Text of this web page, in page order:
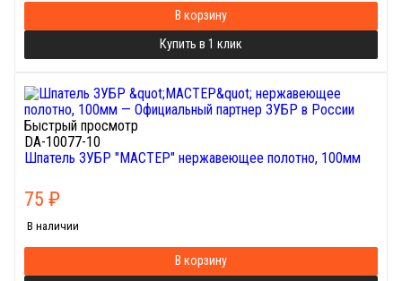
В корзину
Купить в 1 клик
Быстрый просмотр
DA-10077-10
Шпатель ЗУБР "МАСТЕР" нержавеющее полотно, 100мм
75 ₽
В наличии
В корзину